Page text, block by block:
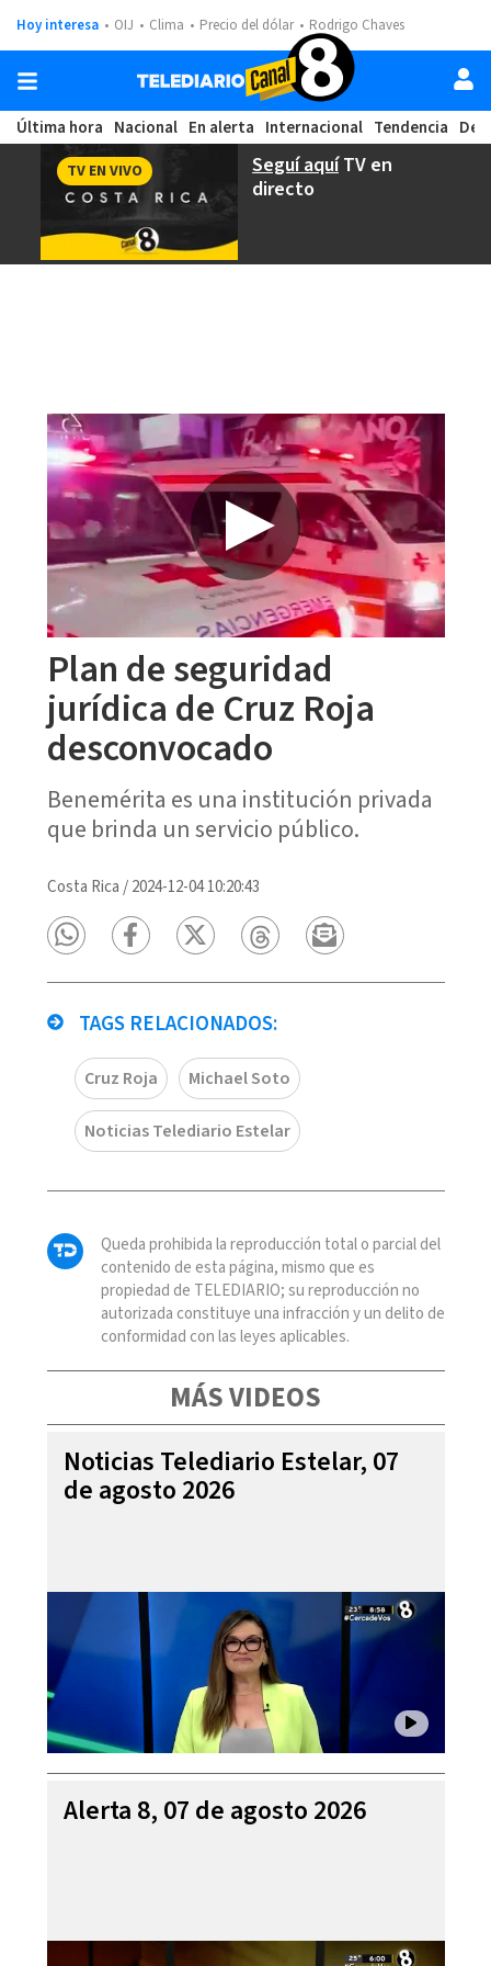
Hoy interesa OIJ Clima Precio del dólar Rodrigo Chaves
Última hora Nacional En alerta Internacional Tendencia
Seguí aquíTV en
directo
TV EN VIVO
Plan de seguridad
jurídica de Cruz Roja
desconvocado
Benemérita es una institución privada
que brinda un servicio público.
Costa Rica /2024-12-04 10:20:43
TAGS RELACIONADOS:
Cruz Roja Michael Soto
Noticias Telediario Estelar
Queda prohibida la reproducción total o parcial del
contenido de esta página, mismo que es
propiedad de TELEDIARIO; su reproducción no
autorizada constituye una infracción y un delito de
conformidad con las leyes aplicables.
MÁS VIDEOS
Noticias Telediario Estelar, 07
de agosto 2026
Alerta 8, 07 de agosto 2026